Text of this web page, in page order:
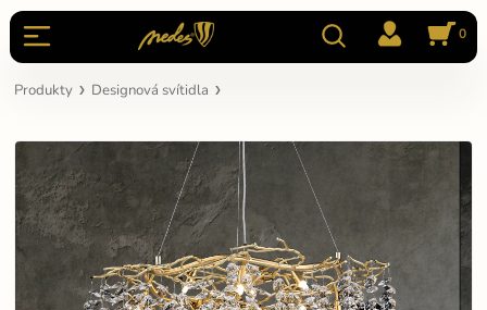
0
Produkty Designová svítidla